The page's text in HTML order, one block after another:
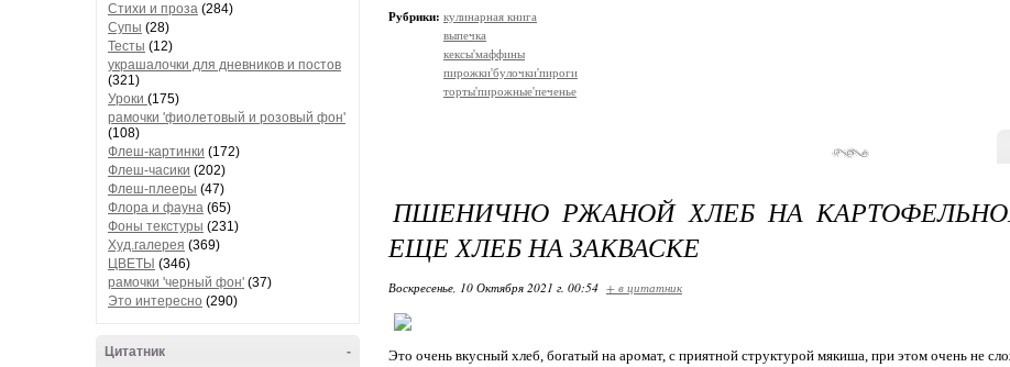
Стихи и проза (284)
Супы (28)
Тесты (12)
украшалочки для дневников и постов
(321)
Уроки (175)
рамочки 'фиолетовый и розовый фон'
(108)
Флеш-картинки (172)
Флеш-часики (202)
Флеш-плееры (47)
Флора и фауна (65)
Фоны текстуры (231)
Худ.галерея (369)
ЦВЕТЫ (346)
рамочки 'черный фон' (37)
Это интересно (290)
-
Цитатник
Рубрики: кулинарная книга
выпечка
кексы'маффины
пирожки'булочки'пироги
торты'пирожные'печенье
ПШЕНИЧНО РЖАНОЙ ХЛЕБ НА
ЕЩЕ ХЛЕБ НА ЗАКВАСКЕ
Воскресенье, 10 Октября 2021 г. 00:54 + в цитатник
Это очень вкусный хлеб, богатый на аромат, с приятной структурой мякиша, при этом очень не